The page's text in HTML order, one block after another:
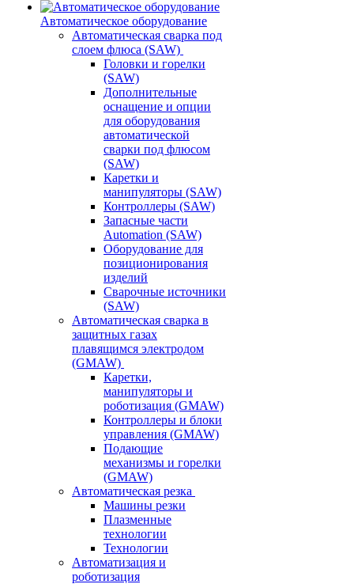
Автоматическое оборудование
Автоматическая сварка под
слоем флюса (SAW)
Головки и горелки
(SAW)
Дополнительные
оснащение и опции
для оборудования
автоматической
сварки под флюсом
(SAW)
Каретки и
манипуляторы (SAW)
Контроллеры (SAW)
Запасные части
Automation (SAW)
Оборудование для
позиционирования
изделий
Сварочные источники
(SAW)
Автоматическая сварка в
защитных газах
плавящимся электродом
(GMAW)
Каретки,
манипуляторы и
роботизация (GMAW)
Контроллеры и блоки
управления (GMAW)
Подающие
механизмы и горелки
(GMAW)
Автоматическая резка
Машины резки
Плазменные
технологии
Технологии
Автоматизация и
роботизация